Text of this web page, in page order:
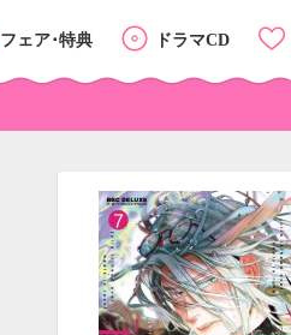
フェア･特典 ドラマCD